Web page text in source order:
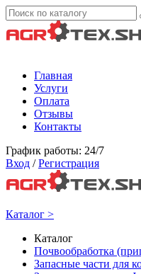
Главная
Услуги
Оплата
Отзывы
Контакты
График работы: 24/7
Вход / Регистрация
Каталог >
Каталог
Почвообработка
Запасные части для